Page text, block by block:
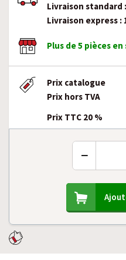
Livraison standard
Livraison express :
Plus de 5 pièces
Prix catalogue
Prix hors TVA
Prix TTC 20 %
−